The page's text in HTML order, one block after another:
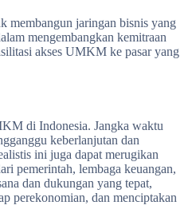
membangun jaringan bisnis yang
mengembangkan kemitraan
akses UMKM ke pasar yang
di Indonesia. Jangka waktu
keberlanjutan dan
ini juga dapat merugikan
pemerintah, lembaga keuangan,
dan dukungan yang tepat,
perekonomian, dan menciptakan